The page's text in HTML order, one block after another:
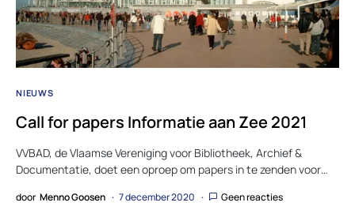
NIEUWS
Call for papers Informatie aan Zee 2021
VVBAD, de Vlaamse Vereniging voor Bibliotheek, Archief &
Documentatie, doet een oproep om papers in te zenden voor…
door Menno Goosen 7 december 2020 Geen reacties